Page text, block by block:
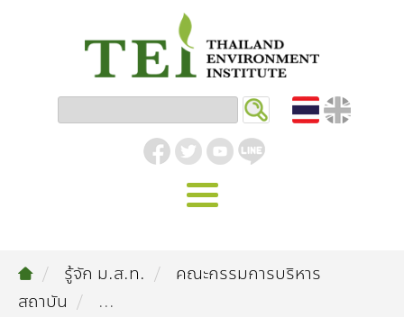
รู้จัก ม.ส.ท.
รู้จัก ม.ส.ท.
คณะกรรมการบริหาร
สถาบัน
...